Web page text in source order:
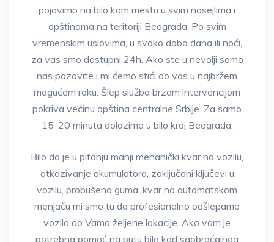
pojavimo na bilo kom mestu u svim nasejlima i
opštinama na teritoriji Beograda. Po svim
vremenskim uslovima, u svako doba dana ili noći,
za vas smo dostupni 24h. Ako ste u nevolji samo
nas pozovite i mi ćemo stići do vas u najbržem
mogućem roku. Šlep služba brzom intervencijom
pokriva većinu opština centralne Srbije. Za samo
15-20 minuta dolazimo u bilo kraj Beograda.
Bilo da je u pitanju manji mehanički kvar na vozilu,
otkazivanje akumulatora, zaključani ključevi u
vozilu, probušena guma, kvar na automatskom
menjaču mi smo tu da profesionalno odšlepamo
vozilo do Vama željene lokacije. Ako vam je
potrebna pomoć na putu bilo kod saobraćajnog